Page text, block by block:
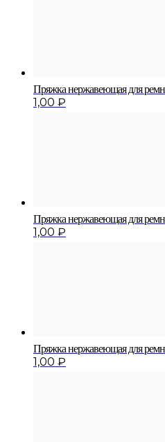
Пряжка нержавеющая для
1,00 ₽
Пряжка нержавеющая для
1,00 ₽
Пряжка нержавеющая для
1,00 ₽